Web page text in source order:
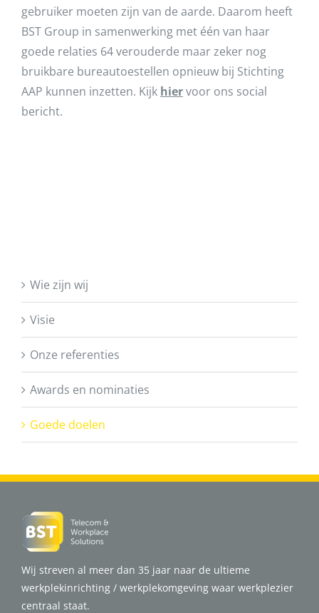
gebruiker moeten zijn van de aarde. Daarom heeft
BST Group in samenwerking met één van haar
goede relaties 64 verouderde maar zeker nog
bruikbare bureautoestellen opnieuw bij Stichting
AAP kunnen inzetten. Kijk hiervoor ons social
bericht.
Wie zijn wij
Visie
Onze referenties
Awards en nominaties
Goede doelen
Wij streven al meer dan 35 jaar naar de ultieme
werkplekinrichting / werkplekomgeving waar werkplezier
centraal staat.